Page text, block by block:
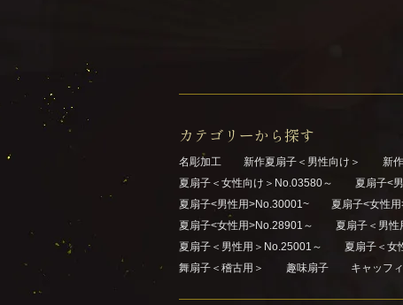
カテゴリーから探す
名彫加工 新作夏扇子＜男性向け＞ 新
夏扇子＜女性向け＞No.03580～
夏扇子<
夏扇子<男性用>No.30001~
夏扇子<女性
夏扇子<女性用>No.28901～
夏扇子＜男性
夏扇子＜男性用＞No.25001～
夏扇子＜女
舞扇子＜稽古用＞
趣味扇子 キャッフ